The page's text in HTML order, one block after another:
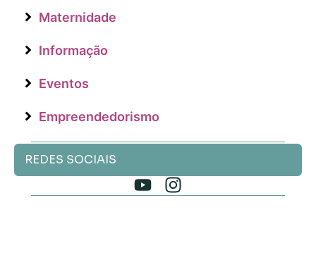
Maternidade
Informação
Eventos
Empreendedorismo
REDES SOCIAIS